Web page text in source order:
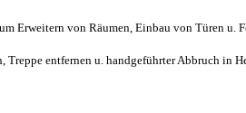
Erweitern von Räumen, Einbau von Türen u.
entfernen u. handgeführter Abbruch in